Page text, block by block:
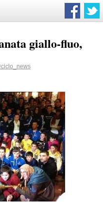
giallo-fluo,